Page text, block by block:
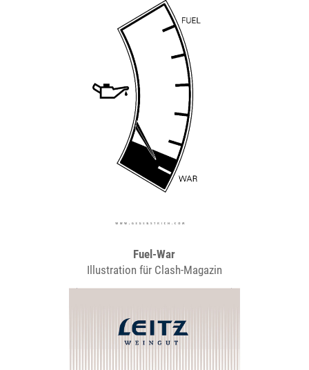
Fuel-War
Illustration für Clash-Magazin